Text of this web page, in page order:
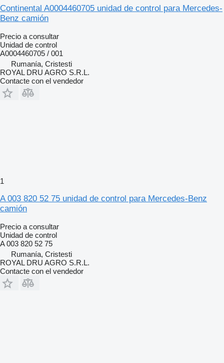
Continental A0004460705 unidad de control para Mercedes-
Benz camión
Precio a consultar
Unidad de control
A0004460705 / 001
Rumanía, Cristesti
ROYAL DRU AGRO S.R.L.
Contacte con el vendedor
1
A 003 820 52 75 unidad de control para Mercedes-Benz
camión
Precio a consultar
Unidad de control
A 003 820 52 75
Rumanía, Cristesti
ROYAL DRU AGRO S.R.L.
Contacte con el vendedor